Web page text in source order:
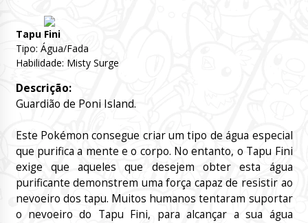
Tapu Fini
Tipo: Água/Fada
Habilidade: Misty Surge
Descrição:
Guardião de Poni Island.
Este Pokémon consegue criar um tipo de água especial
que purifica a mente e o corpo. No entanto, o Tapu Fini
exige que aqueles que desejem obter esta água
purificante demonstrem uma força capaz de resistir ao
nevoeiro dos tapu. Muitos humanos tentaram suportar
o nevoeiro do Tapu Fini, para alcançar a sua água